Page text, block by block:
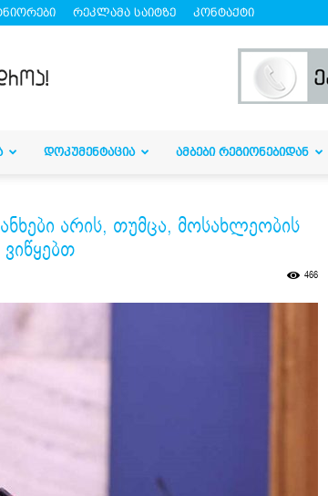
რეკლამა საიტზე კონტაქტი
ᲓᲝᲙᲣᲛᲔᲜᲢᲐᲪᲘᲐ ᲐᲛᲑᲔᲑᲘ ᲠᲔᲒᲘᲝᲜᲔᲑᲘᲓᲐᲜ
არის, თუმცა, მოსახლეობის
466